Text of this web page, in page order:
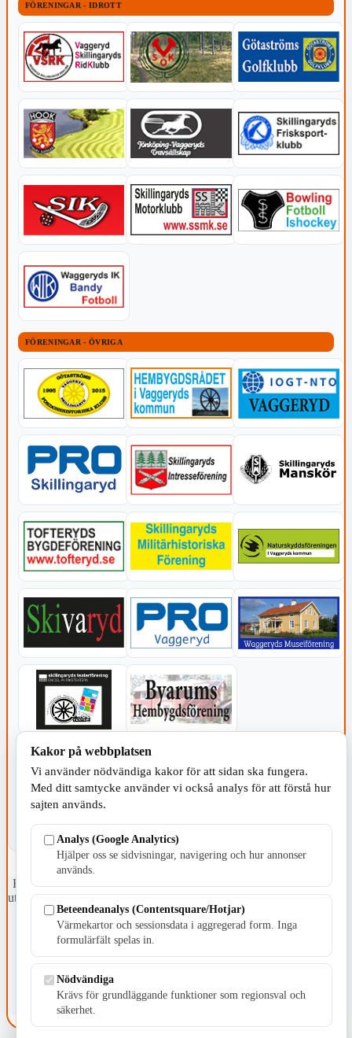
FÖRENINGAR - IDROTT
FÖRENINGAR - ÖVRIGA
KOMMUNEN
Fristående webbtidningsföretag grundat 1991 som sedan 2002 ger
ut tidningen Skillingaryd.nu och 2010 lanserades Värnamo.nu. Från
april 2026 omfattar Skillingaryd.nu tre kommuner: Gnosjö,
Värnamo och Vaggeryds kommun.
E-post: redaktionen@skillingaryd.nu
Postadress: Gisslaköp 1, 568 92 Skillingaryd
Kakor på webbplatsen
Vi använder nödvändiga kakor för att sidan ska fungera.
Med ditt samtycke använder vi också analys för att förstå hur
sajten används.
Analys (Google Analytics)
Hjälper oss se sidvisningar, navigering och hur annonser
används.
Beteendeanalys (Contentsquare/Hotjar)
Värmekartor och sessionsdata i aggregerad form. Inga
formulärfält spelas in.
Nödvändiga
Krävs för grundläggande funktioner som regionsval och
säkerhet.